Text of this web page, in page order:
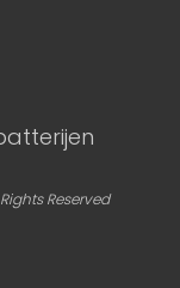
Reserved